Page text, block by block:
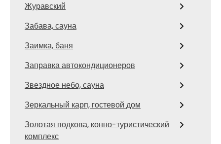
Журавский
Забава, сауна
Заимка, баня
Заправка автокондиционеров
Звездное небо, сауна
Зеркальный карп, гостевой дом
Золотая подкова, конно-туристический
комплекс